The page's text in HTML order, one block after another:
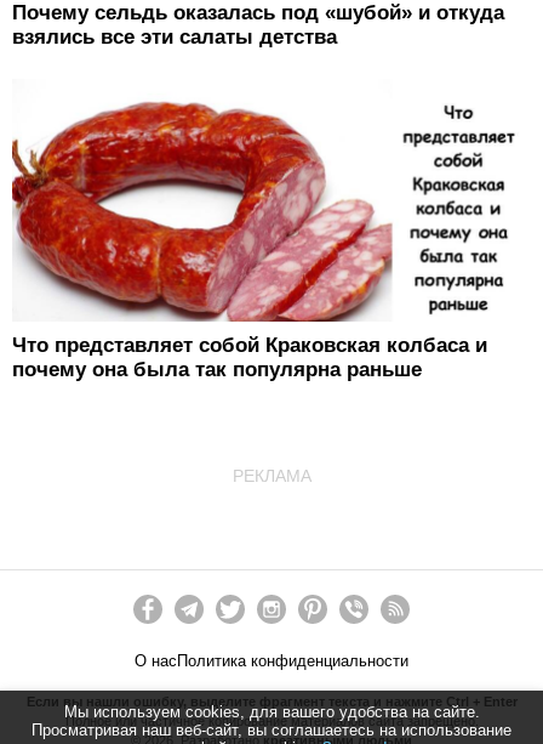
Мы используем cookies, для вашего удобства на сайте.
Просматривая наш веб-сайт, вы соглашаетесь на использование
Почему сельдь оказалась под «шубой» и откуда
взялись все эти салаты детства
Что представляет собой Краковская колбаса и
почему она была так популярна раньше
РЕКЛАМА
О нас Политика конфиденциальности
Если вы нашли ошибку, выделите фрагмент текста и нажмите Ctrl + Enter
Полное или частичное копирование материалов сайта запрещено.
©2026 . Разработанокреативными людьми